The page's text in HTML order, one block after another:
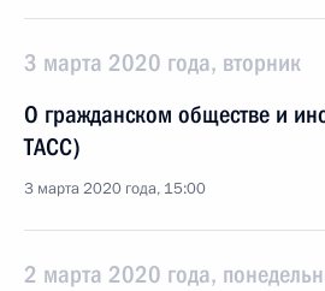
3 марта 2020 года, вторник
О гражданском обществе и
ТАСС)
3 марта 2020 года, 15:00
2 марта 2020 года,